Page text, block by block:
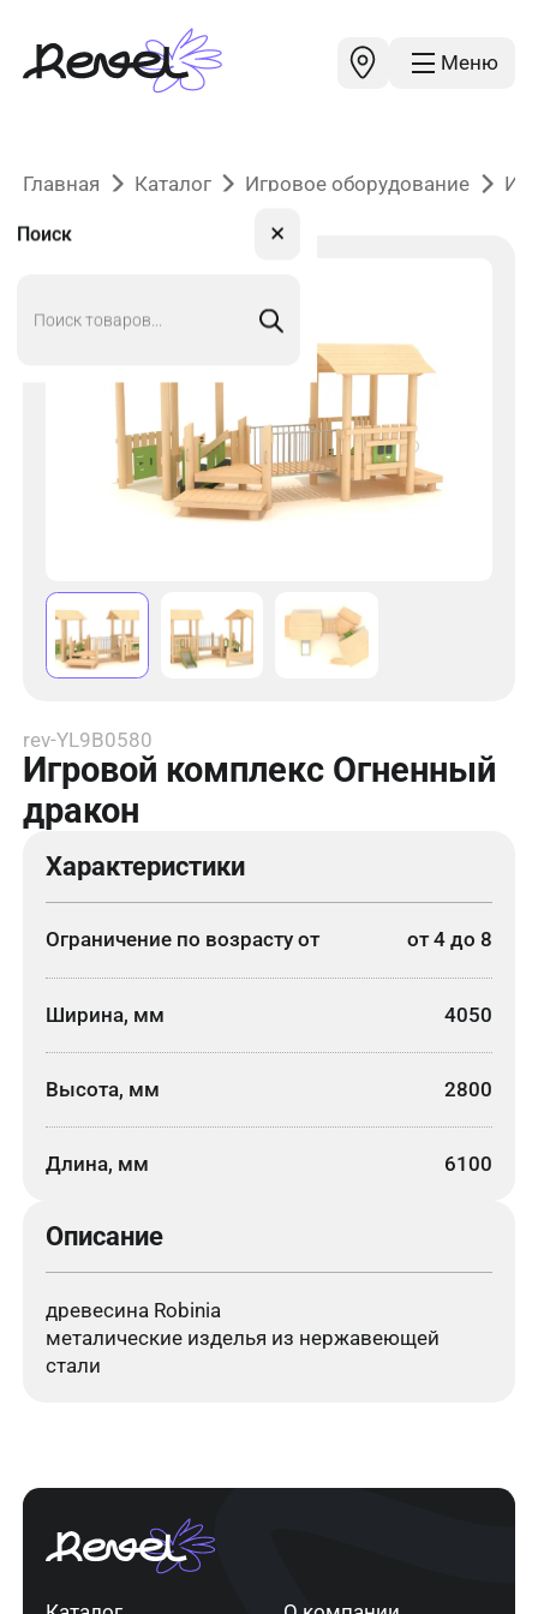
Меню
Поиск ✕
Главная Каталог Игровое оборудование
rev-YL9B0580
Игровой комплекс Огненный
дракон
Характеристики
Ограничение по возрасту от от 4 до 8
Ширина, мм 4050
Высота, мм 2800
Длина, мм 6100
Описание
древесина Robinia
металические изделья из нержавеющей
стали